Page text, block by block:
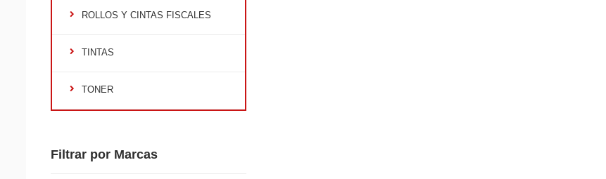
ROLLOS Y CINTAS FISCALES
TINTAS
TONER
Filtrar por Marcas